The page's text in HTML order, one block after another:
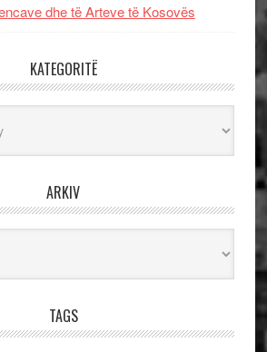
dhe të Arteve të Kosovës
KATEGORITË
ARKIV
TAGS